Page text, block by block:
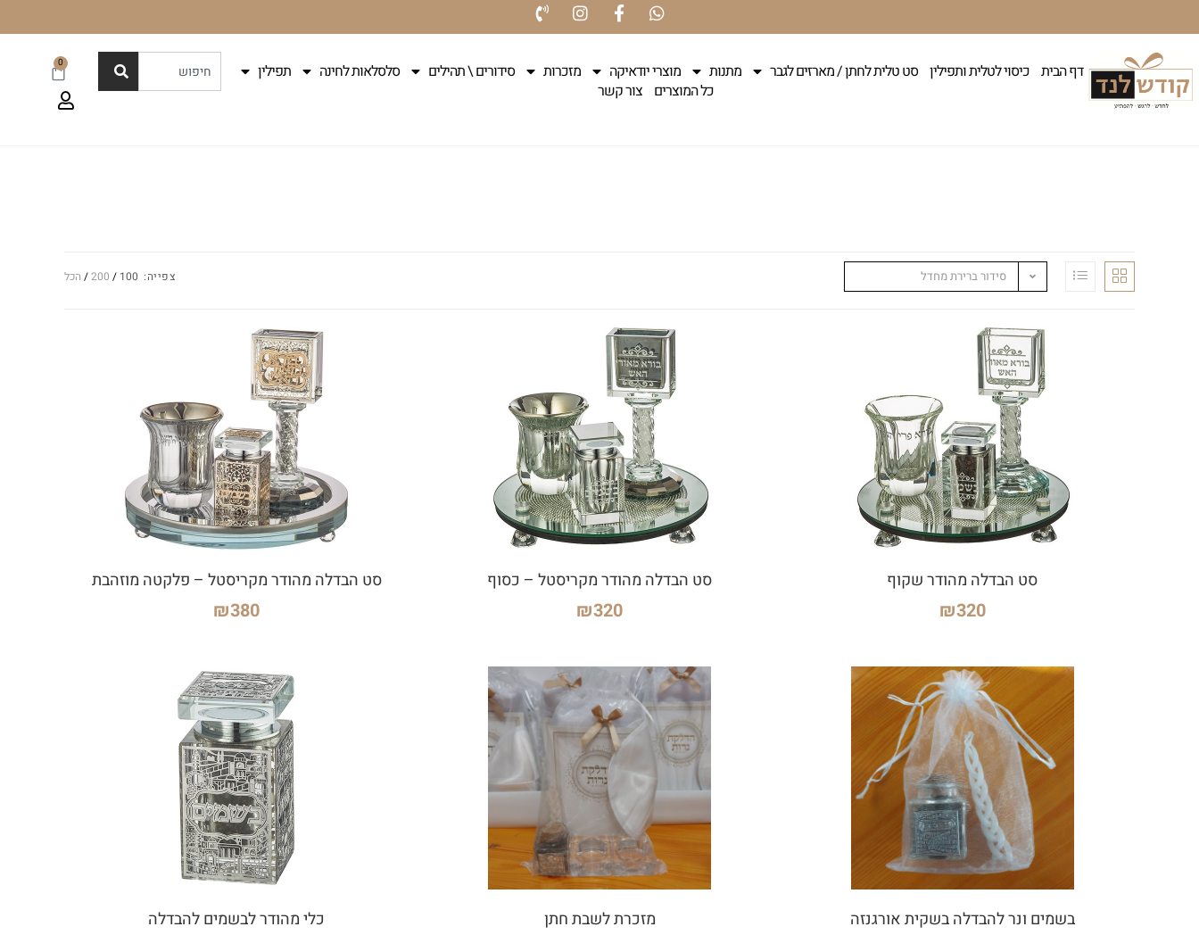
דף הבית כיסוי לטלית ותפילין סט טלית לחתן / מארזים לגבר מתנות מוצרי יודאיקה מזכרות סידורים \ תהילים סלסלאות לחינה
תפילין
כל המוצרים צור קשר
0
סידור ברירת מחדל צפייה: 100
200 הכל
סט הבדלה מהודר שקוף
₪320
סט הבדלה מהודר מקריסטל – כסוף
₪320
סט הבדלה מהודר מקריסטל – פלקטה מוזהבת
₪380
בשמים ונר להבדלה בשקית אורגנזה מזכרת לשבת חתן כלי מהודר לבשמים להבדלה